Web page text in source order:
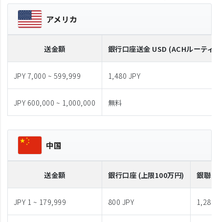
アメリカ
送金額 銀行口座送金 USD (ACHルーティ
JPY 7,000 ~ 599,999 1,480 JPY
JPY 600,000 ~ 1,000,000 無料
中国
送金額 銀行口座 (上限100万円) 銀聯
JPY 1 ~ 179,999 800 JPY 1,280